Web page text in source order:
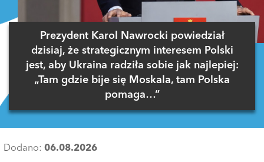
Prezydent Karol Nawrocki powiedział
dzisiaj, że strategicznym interesem Polski
jest, aby Ukraina radziła sobie jak najlepiej:
„Tam gdzie bije się Moskala, tam Polska
pomaga…”
Dodano: 06.08.2026